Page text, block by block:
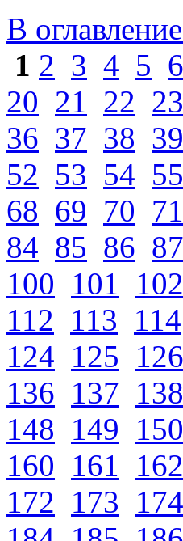
В
1 2 3 4 5 6
20 21 22 23
36 37 38 39
52 53 54 55
68 69 70 71
84 85 86 87
100 101 102
112 113 114
124 125 126
136 137 138
148 149 150
160 161 162
172 173 174